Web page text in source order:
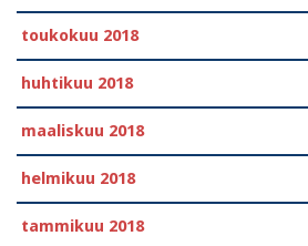
toukokuu 2018
huhtikuu 2018
maaliskuu 2018
helmikuu 2018
tammikuu 2018